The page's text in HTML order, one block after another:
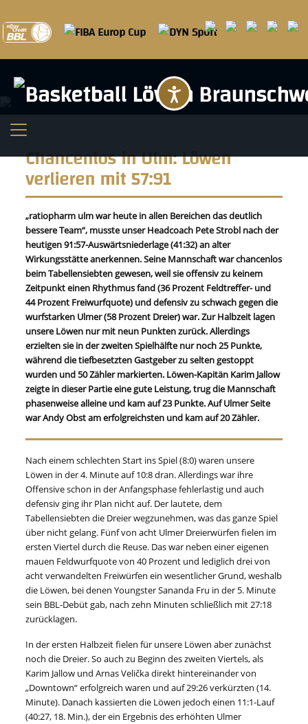
Chancenlos in Ulm: Löwen
verlieren mit 57:91
„ratiopharm ulm war heute in allen Bereichen das deutlich
bessere Team“, musste unser Headcoach Pete Strobl nach der
heutigen 91:57-Auswärtsniederlage (41:32) an alter
Wirkungsstätte anerkennen. Seine Mannschaft war chancenlos
beim Tabellensiebten gewesen, weil sie offensiv zu keinem
Zeitpunkt einen Rhythmus fand (36 Prozent Feldtreffer- und
44 Prozent Freiwurfquote) und defensiv zu schwach gegen die
wurfstarken Ulmer (58 Prozent Dreier) war. Zur Halbzeit lagen
unsere Löwen nur mit neun Punkten zurück. Allerdings
erzielten sie in der zweiten Spielhälfte nur noch 25 Punkte,
während die tiefbesetzten Gastgeber zu selten gestoppt
wurden und 50 Zähler markierten. Löwen-Kapitän Karim Jallow
zeigte in dieser Partie eine gute Leistung, trug die Mannschaft
phasenweise alleine und kam auf 23 Punkte. Auf Ulmer Seite
war Andy Obst am erfolgreichsten und kam auf 20 Zähler.
Nach einem schlechten Start ins Spiel (8:0) waren unsere
Löwen in der 4. Minute auf 10:8 dran. Allerdings war ihre
Offensive schon in der Anfangsphase fehlerlastig und auch
defensiv ging ihr Plan nicht auf. Der lautete, dem
Tabellensiebten die Dreier wegzunehmen, was das ganze Spiel
über nicht gelang. Fünf von acht Ulmer Dreierwürfen fielen im
ersten Viertel durch die Reuse. Das war neben einer eigenen
mauen Feldwurfquote von 40 Prozent und lediglich drei von
acht verwandelten Freiwürfen ein wesentlicher Grund, weshalb
die Löwen, bei denen Youngster Sananda Fru in der 5. Minute
sein BBL-Debüt gab, nach zehn Minuten schließlich mit 27:18
zurücklagen.
In der ersten Halbzeit fielen für unsere Löwen aber zunächst
noch die Dreier. So auch zu Beginn des zweiten Viertels, als
Karim Jallow und Arnas Velička direkt hintereinander von
„Downtown“ erfolgreich waren und auf 29:26 verkürzten (14.
Minute). Danach kassierten die Löwen jedoch einen 11:1-Lauf
(40:27, 18. Min.), der ein Ergebnis des erhöhten Ulmer